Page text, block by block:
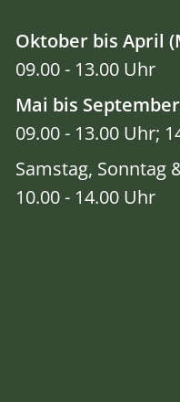
Oktober bis April
09.00 - 13.00 Uhr
Mai bis
09.00 - 13.00 Uhr;
Samstag, Sonntag
10.00 - 14.00 Uhr